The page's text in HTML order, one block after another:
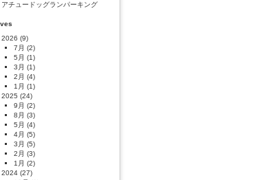
アチュードッグランパーキング
2026 (9)
7月 (2)
5月 (1)
3月 (1)
2月 (4)
1月 (1)
2025 (24)
9月 (2)
8月 (3)
5月 (4)
4月 (5)
3月 (5)
2月 (3)
1月 (2)
2024 (27)